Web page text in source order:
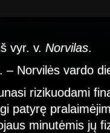
vyr. v. Norvilas.
– Norvilės vardo
rizikuodami
patyrę
minutėmis jų